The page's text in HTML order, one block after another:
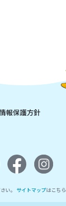
報保護方針
い。 サイトマップはこちら